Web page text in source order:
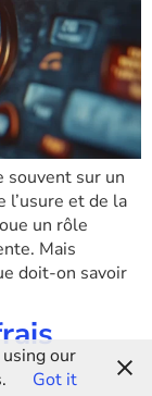
souvent sur un
l’usure et de la
un rôle
Mais
doit-on savoir
our
Got it